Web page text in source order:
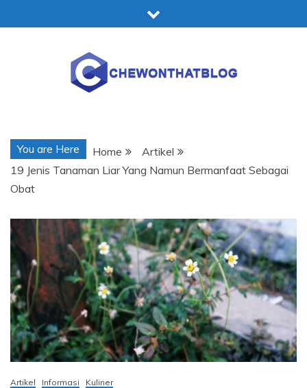
to
You are Here Home
Artikel
19 Jenis Tanaman Liar Yang Namun Bermanfaat Sebagai
Obat
Artikel Informasi Kuliner